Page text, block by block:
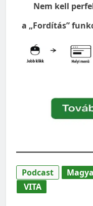
Nem kell
a „Fordítás”
Podcast
VITA